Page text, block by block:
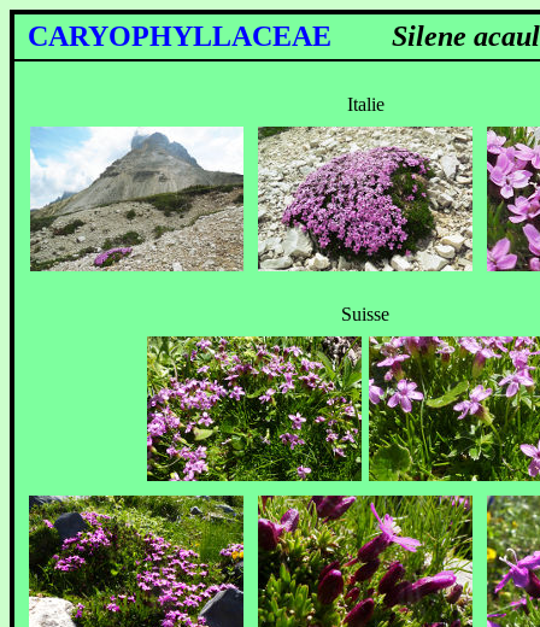
CARYOPHYLLACEAE Silene
Italie
Suisse